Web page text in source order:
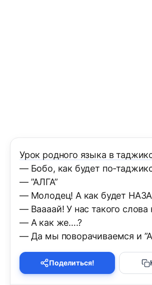
Урок родного языка в
— Бобо, как будет по-
— ”АЛГА”
— Молодец! А как будет
— Ваааай! У нас такого слова
— А как же….?
— Да мы поворачиваемся и
Поделиться!